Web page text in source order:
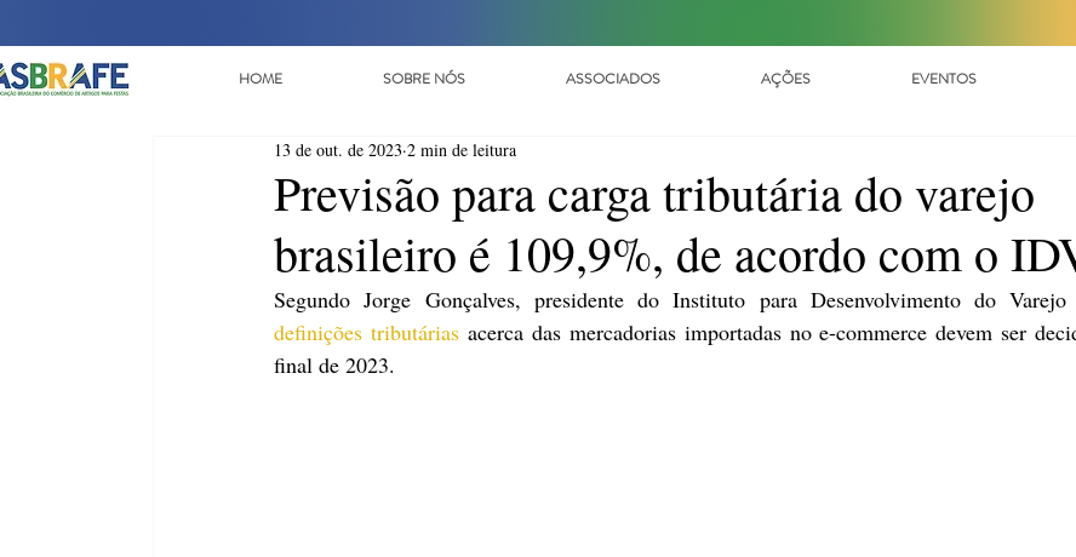
HOME SOBRE NÓS ASSOCIADOS AÇÕES EVENTOS
Previsão para carga tributária do varejo
brasileiro é 109,9%, de acordo com o
13 de out. de 2023 2 min de leitura
definições tributárias acerca das mercadorias importadas no e-commerce devem ser
final de 2023.